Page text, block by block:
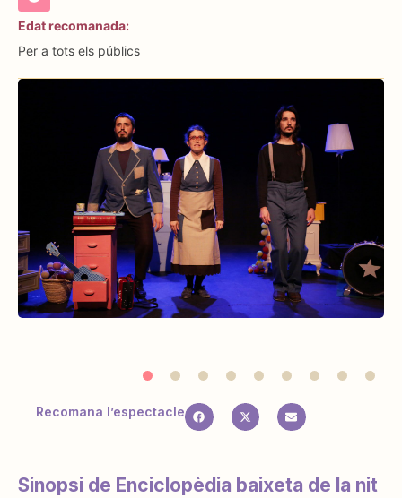
Edat recomanada:
Per a tots els públics
Recomana l’espectacle
Sinopsi de Enciclopèdia baixeta de la nit